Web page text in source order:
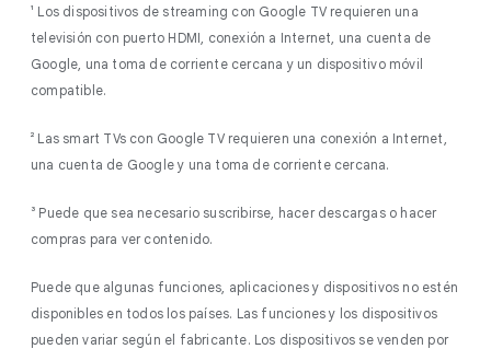
¹ Los dispositivos de streaming con Google TV requieren una
televisión con puerto HDMI, conexión a Internet, una cuenta de
Google, una toma de corriente cercana y un dispositivo móvil
compatible.
² Las smart TVs con Google TV requieren una conexión a Internet,
una cuenta de Google y una toma de corriente cercana.
³ Puede que sea necesario suscribirse, hacer descargas o hacer
compras para ver contenido.
Puede que algunas funciones, aplicaciones y dispositivos no estén
disponibles en todos los países. Las funciones y los dispositivos
pueden variar según el fabricante. Los dispositivos se venden por